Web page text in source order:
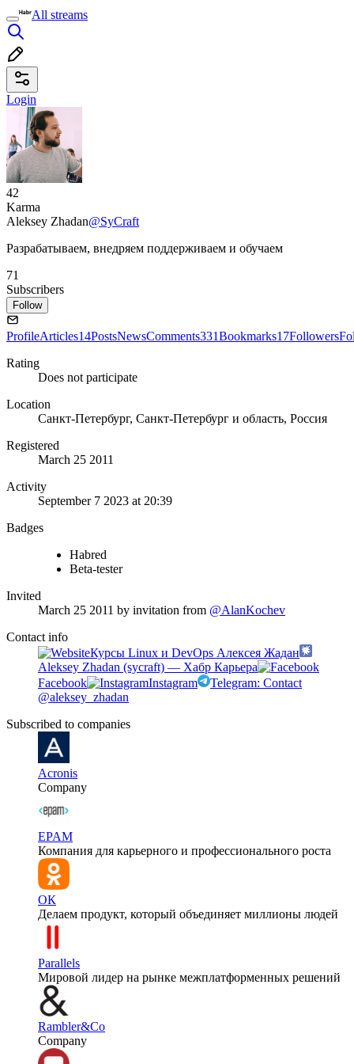
All streams
Login
42
Karma
Aleksey Zhadan@SyCraft
Разрабатываем, внедряем поддерживаем и обучаем
71
Subscribers
Follow
ProfileArticles14PostsNewsComments331Bookmarks17Followers
Rating
Does not participate
Location
Санкт-Петербург, Санкт-Петербург и область, Россия
Registered
March 25 2011
Activity
September 7 2023 at 20:39
Badges
Habred
Beta-tester
Invited
March 25 2011 by invitation from @AlanKochev
Contact info
Курсы Linux и DevOps Алексея Жадан
Aleksey Zhadan (sycraft) — Хабр Карьера
Facebook
Instagram
Telegram: Contact
@aleksey_zhadan
Subscribed to companies
Acronis
Company
EPAM
Компания для карьерного и профессионального роста
ОК
Делаем продукт, который объединяет миллионы людей
Parallels
Мировой лидер на рынке межплатформенных решений
Rambler&Co
Company